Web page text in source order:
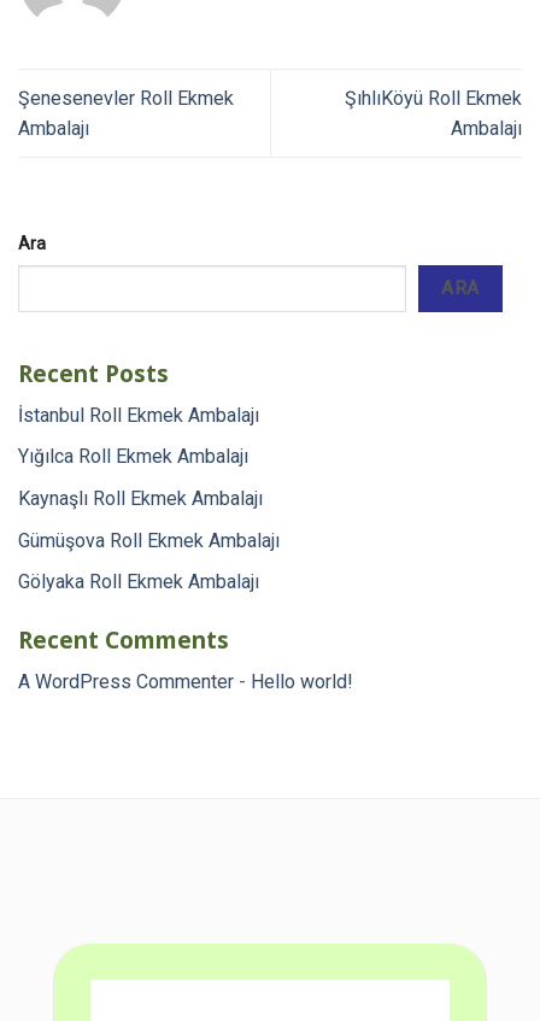
Şenesenevler Roll Ekmek
Ambalajı
ŞıhlıKöyü Roll Ekmek
Ambalajı
Ara
ARA
Recent Posts
İstanbul Roll Ekmek Ambalajı
Yığılca Roll Ekmek Ambalajı
Kaynaşlı Roll Ekmek Ambalajı
Gümüşova Roll Ekmek Ambalajı
Gölyaka Roll Ekmek Ambalajı
Recent Comments
A WordPress Commenter - Hello world!